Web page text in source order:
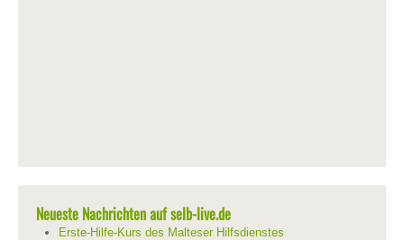
Neueste Nachrichten auf selb-live.de
Erste-Hilfe-Kurs des Malteser Hilfsdienstes